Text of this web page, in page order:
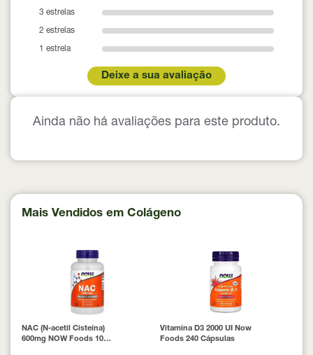
3 estrelas
2 estrelas
1 estrela
Deixe a sua avaliação
Ainda não há avaliações para este produto.
Mais Vendidos em Colágeno
NAC (N-acetil Cisteína)
600mg NOW Foods 100
Vitamina D3 2000 UI Now
Foods 240 Cápsulas